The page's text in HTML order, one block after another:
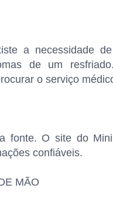
a necessidade
de um
o serviço
fonte. O site do
confiáveis.
MÃO